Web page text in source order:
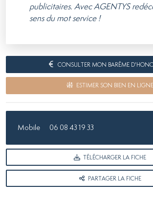
publicitaires. Avec AGENTYS
sens du mot service !
CONSULTER MON BARÈME
ESTIMER SON BIEN EN LIGNE
Mobile 06 08 43 19 33
TÉLÉCHARGER LA FICHE
PARTAGER LA FICHE